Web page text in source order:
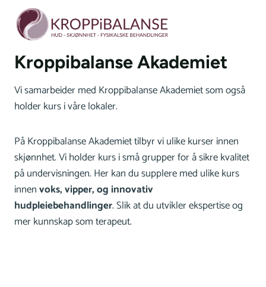
Kroppibalanse Akademiet
Vi samarbeider med Kroppibalanse Akademiet som også
holder kurs i våre lokaler.
På Kroppibalanse Akademiet tilbyr vi ulike kurser innen
skjønnhet. Vi holder kurs i små grupper for å sikre kvalitet
på undervisningen. Her kan du supplere med ulike kurs
innenvoks, vipper, og innovativ
hudpleiebehandlinger. Slik at du utvikler ekspertise og
mer kunnskap som terapeut.